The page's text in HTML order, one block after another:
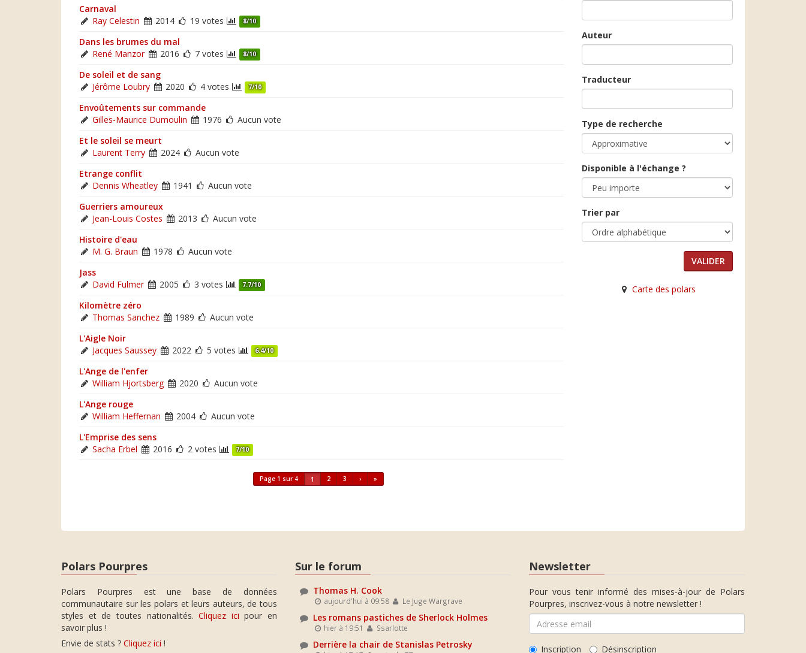
Carnaval
Ray Celestin
2014 19 votes 8/10
Dans les brumes du mal
René Manzor
2016 7 votes 8/10
De soleil et de sang
Jérôme Loubry
2020 4 votes 7/10
Envoûtements sur commande
Gilles-Maurice Dumoulin
1976
Aucun vote
Et le soleil se meurt
Laurent Terry
2024
Aucun vote
Etrange conflit
Dennis Wheatley
1941
Aucun vote
Guerriers amoureux
Jean-Louis Costes
2013
Aucun vote
Histoire d'eau
M. G. Braun
1978
Aucun vote
Jass
David Fulmer
2005 3 votes 7.7/10
Kilomètre zéro
Thomas Sanchez
1989
Aucun vote
L'Aigle Noir
Jacques Saussey
2022 5 votes 6.4/10
L'Ange de l'enfer
William Hjortsberg
2020
Aucun vote
L'Ange rouge
William Heffernan
2004
Aucun vote
L'Emprise des sens
Sacha Erbel
2016 2 votes 7/10
Page 1 sur 4 1 2 3 › »
Auteur
Traducteur
Type de recherche
Disponible à l'échange ?
Trier par
Carte des polars
Polars Pourpres
Polars Pourpres est une base de données
communautaire sur les polars et leurs auteurs, de tous
styles et de toutes nationalités.Cliquez ici pour en
savoir plus !
Envie de stats ? Cliquez ici !
Sur le forum
Thomas H. Cook
aujourd'hui à 09:58 Le Juge Wargrave
Les romans pastiches de Sherlock Holmes
hier à 19:51 Ssarlotte
Derrière la chair de Stanislas Petrosky
Newsletter
Pour vous tenir informé des mises-à-jour de Polars
Pourpres, inscrivez-vous à notre newsletter !
Inscription Désinscription